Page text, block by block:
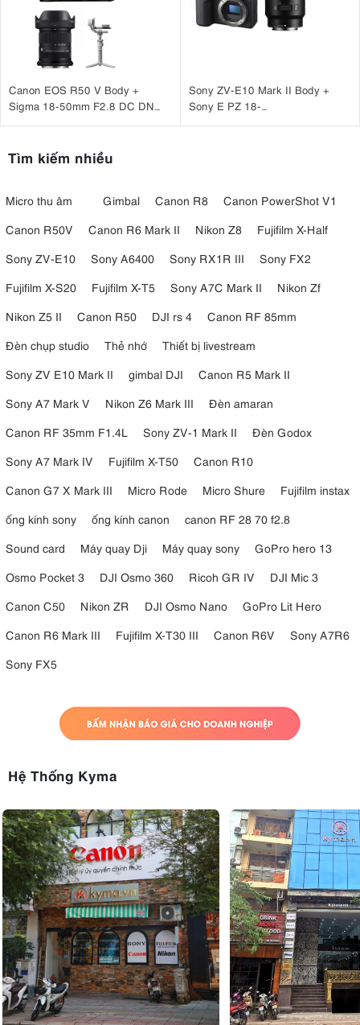
Canon EOS R50 V Body +
Sigma 18-50mm F2.8 DC DN
Sony ZV-E10 Mark II Body +
Sony E PZ 18-
Tìm kiếm nhiều
Micro thu âm Gimbal Canon R8
Canon PowerShot V1
Canon R50V
Canon R6 Mark II Nikon Z8
Fujifilm X-Half
Sony ZV-E10
Sony A6400 Sony RX1R III
Sony FX2
Fujifilm X-S20
Fujifilm X-T5 Sony A7C Mark II
Nikon Zf
Nikon Z5 II
Canon R50 DJI rs 4
Canon RF 85mm
Đèn chụp studio
Thẻ nhớ
Thiết bị livestream
Sony ZV E10 Mark II
gimbal DJI
Canon R5 Mark II
Sony A7 Mark V
Nikon Z6 Mark III
Đèn amaran
Canon RF 35mm F1.4L
Sony ZV-1 Mark II
Đèn Godox
Sony A7 Mark IV
Fujifilm X-T50
Canon R10
Canon G7 X Mark III
Micro Rode Micro Shure
Fujifilm instax
ống kính sony
ống kính canon
canon RF 28 70 f2.8
Sound card
Máy quay Dji Máy quay sony
GoPro hero 13
Osmo Pocket 3
DJI Osmo 360 Ricoh GR IV
DJI Mic 3
Canon C50
Nikon ZR DJI Osmo Nano
GoPro Lit Hero
Canon R6 Mark III
Fujifilm X-T30 III Canon R6V
Sony A7R6
Sony FX5
Hệ Thống Kyma